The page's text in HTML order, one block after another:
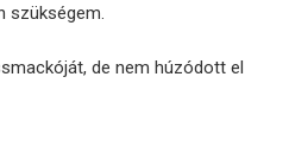
szükségem.
de nem húzódott el